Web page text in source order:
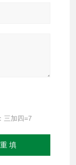
三加四=7